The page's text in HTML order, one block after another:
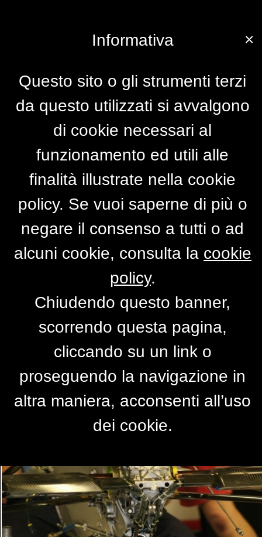
Metalli preziosi
di anubis
×
Informativa
Questo sito o gli strumenti terzi
da questo utilizzati si avvalgono
di cookie necessari al
funzionamento ed utili alle
finalità illustrate nella cookie
policy. Se vuoi saperne di più o
negare il consenso a tutti o ad
alcuni cookie, consulta la cookie
policy.
Chiudendo questo banner,
scorrendo questa pagina,
cliccando su un link o
proseguendo la navigazione in
altra maniera, acconsenti all’uso
dei cookie.